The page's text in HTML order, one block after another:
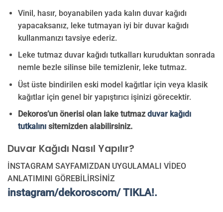
Vinil, hasır, boyanabilen yada kalın duvar kağıdı
yapacaksanız, leke tutmayan iyi bir duvar kağıdı
kullanmanızı tavsiye ederiz.
Leke tutmaz duvar kağıdı tutkalları kuruduktan sonrada
nemle bezle silinse bile temizlenir, leke tutmaz.
Üst üste bindirilen eski model kağıtlar için veya klasik
kağıtlar için genel bir yapıştırıcı işinizi görecektir.
Dekoros’un önerisi olan lake tutmazduvar kağıdı
tutkalınısitemizden alabilirsiniz.
Duvar Kağıdı Nasıl Yapılır?
İNSTAGRAM SAYFAMIZDAN UYGULAMALI VİDEO
ANLATIMINI GÖREBİLİRSİNİZ
instagram/dekoroscom/ TIKLA!.